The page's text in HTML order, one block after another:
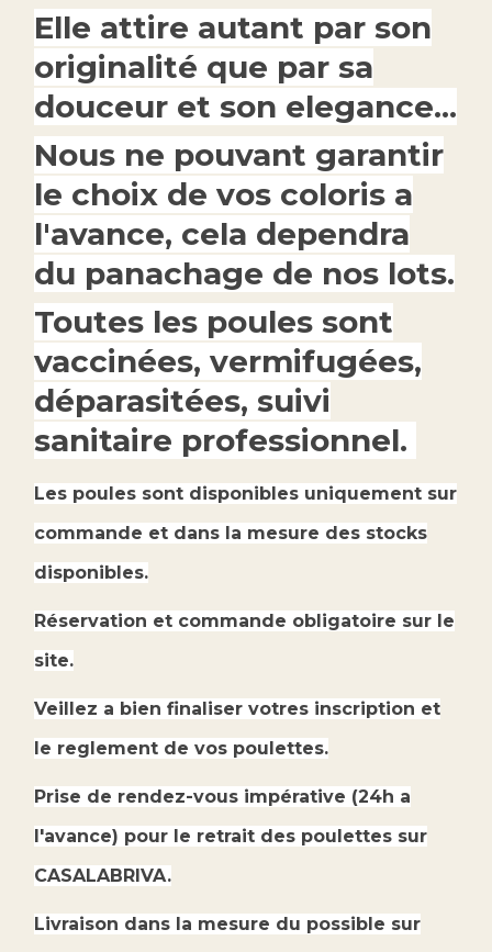
Elle attire autant par son
originalité que par sa
douceur et son elegance...
Nous ne pouvant garantir
le choix de vos coloris a
l'avance, cela dependra
du panachage de nos lots.
Toutes les poules sont
vaccinées, vermifugées,
déparasitées, suivi
sanitaire professionnel.
Les poules sont disponibles uniquement sur
commande et dans la mesure des stocks
disponibles.
Réservation et commande obligatoire sur le
site.
Veillez a bien finaliser votres inscription et
le reglement de vos poulettes.
Prise de rendez-vous impérative (24h a
l'avance) pour le retrait des poulettes sur
CASALABRIVA.
Livraison dans la mesure du possible sur